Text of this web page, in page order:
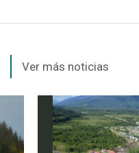
Ver más noticias